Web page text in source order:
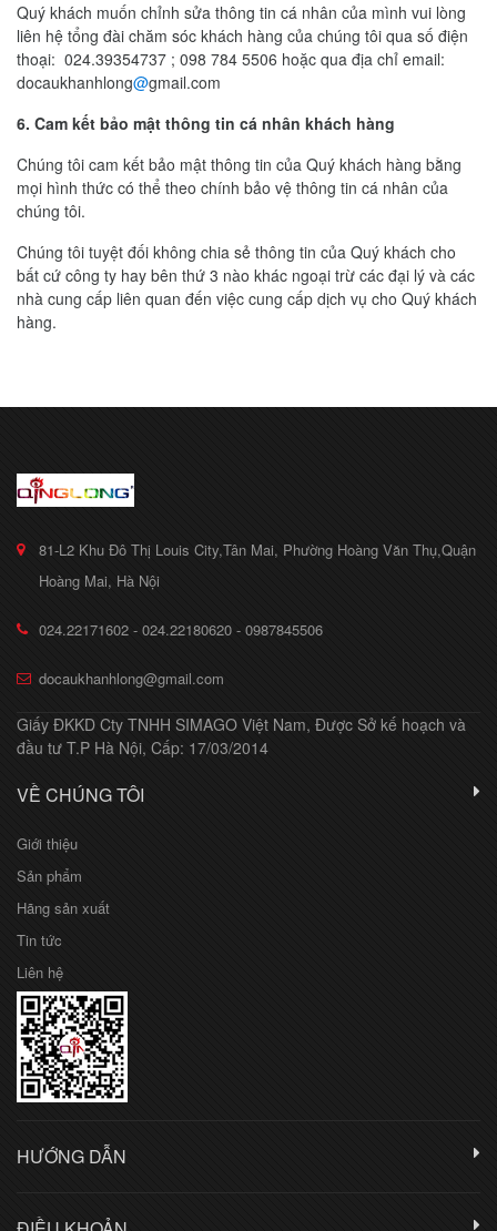
Quý khách muốn chỉnh sửa thông tin cá nhân của mình vui lòng
liên hệ tổng đài chăm sóc khách hàng của chúng tôi qua số điện
thoại: 024.39354737 ; 098 784 5506 hoặc qua địa chỉ email:
docaukhanhlong@gmail.com
6. Cam kết bảo mật thông tin cá nhân khách hàng
Chúng tôi cam kết bảo mật thông tin của Quý khách hàng bằng
mọi hình thức có thể theo chính bảo vệ thông tin cá nhân của
chúng tôi.
Chúng tôi tuyệt đối không chia sẻ thông tin của Quý khách cho
bất cứ công ty hay bên thứ 3 nào khác ngoại trừ các đại lý và các
nhà cung cấp liên quan đến việc cung cấp dịch vụ cho Quý khách
hàng.
81-L2 Khu Đô Thị Louis City,Tân Mai, Phường Hoàng Văn Thụ,Quận
Hoàng Mai, Hà Nội
024.22171602 - 024.22180620 - 0987845506
docaukhanhlong@gmail.com
Giấy ĐKKD Cty TNHH SIMAGO Việt Nam, Được Sở kế hoạch và
đầu tư T.P Hà Nội, Cấp: 17/03/2014
VỀ CHÚNG TÔI
Giới thiệu
Sản phẩm
Hãng sản xuất
Tin tức
Liên hệ
HƯỚNG DẪN